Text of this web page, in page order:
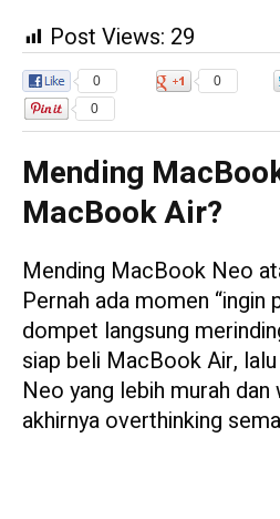
Post Views: 29
0 0
0
Mending
MacBook Air?
Mending MacBook Neo
Pernah ada momen “ingin
dompet langsung
siap beli MacBook Air,
Neo yang lebih murah
akhirnya overthinking